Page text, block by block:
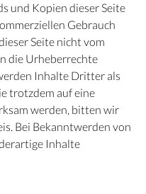
und Kopien dieser Seite
Gebrauch
Seite nicht vom
die Urheberrechte
Inhalte Dritter als
trotzdem auf eine
werden, bitten wir
Bei Bekanntwerden von
Inhalte